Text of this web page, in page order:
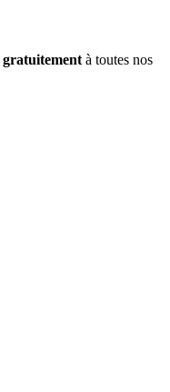
gratuitement à toutes nos